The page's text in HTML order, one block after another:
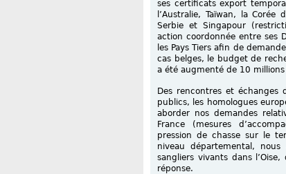
ses certificats export
l’Australie, Taïwan, la
Serbie et Singapour
action coordonnée entre ses
les Pays Tiers afin de
cas belges, le budget de
a été augmenté de 10
Des rencontres et échanges
publics, les homologues
aborder nos demandes
France (mesures
pression de chasse sur le
niveau départemental,
sangliers vivants dans
réponse.